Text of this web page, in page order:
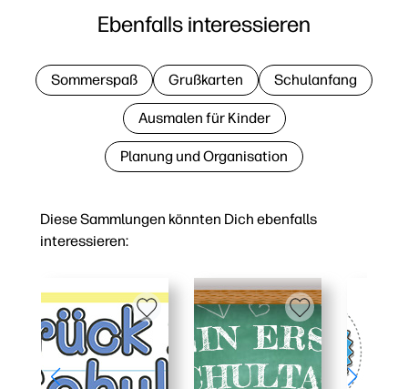
Diese Sammlungen könnten Dich ebenfalls
interessieren:
Ebenfalls interessieren
Sommerspaß Grußkarten Schulanfang
Ausmalen für Kinder
Planung und Organisation